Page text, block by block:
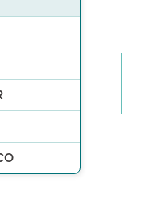
a pagamento
sapore mediterraneo,
da 25 m con